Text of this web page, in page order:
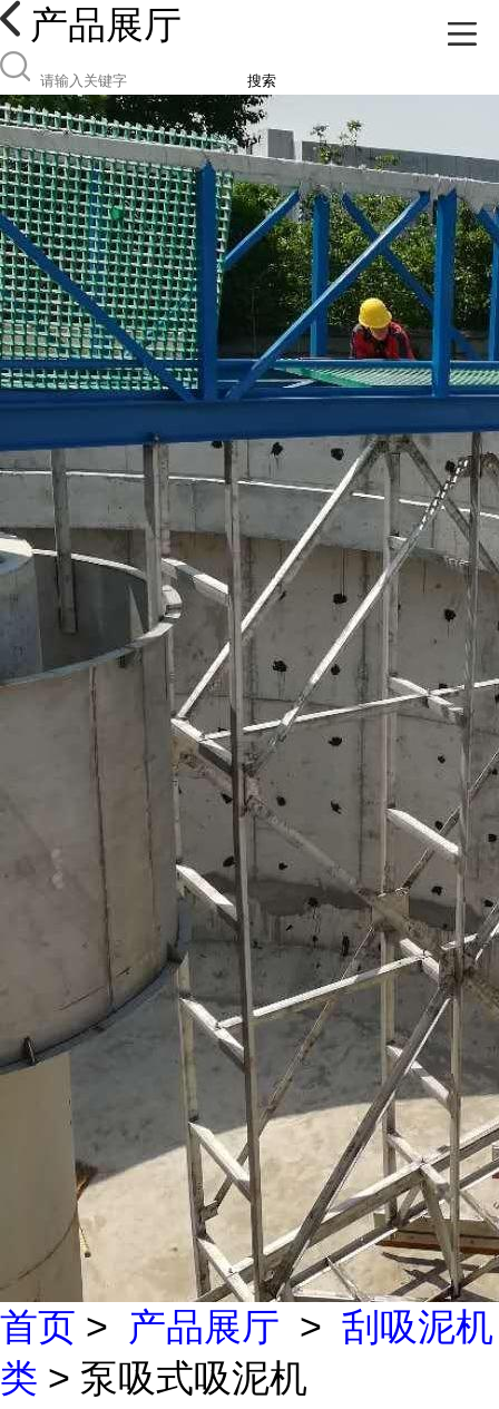
产品展厅
搜索
首页 > 产品展厅 > 刮吸泥机
类 > 泵吸式吸泥机